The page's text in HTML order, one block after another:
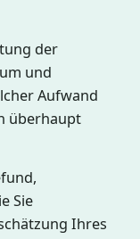
der
und
Aufwand
überhaupt
Sie
Ihres